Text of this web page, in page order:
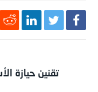
تقنين حيازة